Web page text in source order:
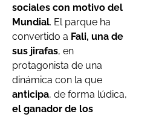
sociales con motivo del
Mundial. El parque ha
convertido a Fali, una de
sus jirafas, en
protagonista de una
dinámica con la que
anticipa, de forma lúdica,
el ganador de los